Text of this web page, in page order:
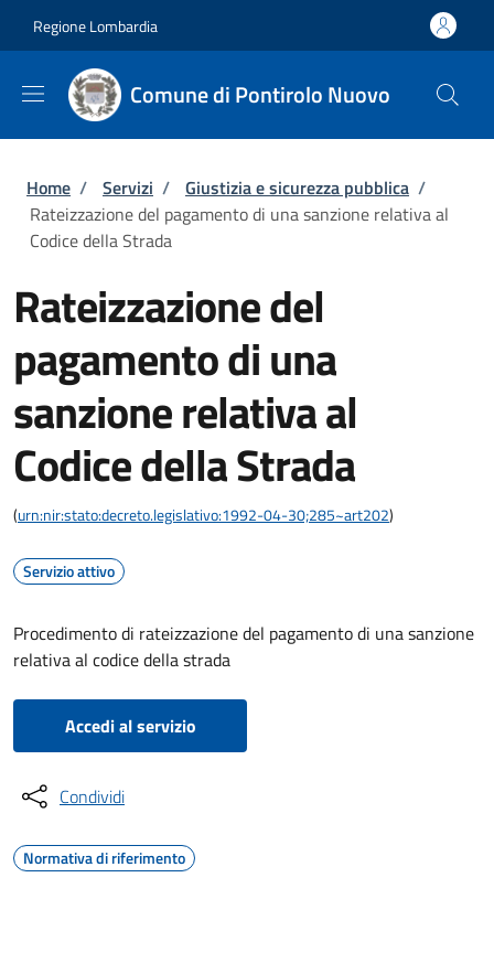
Regione Lombardia
Comune di Pontirolo Nuovo
Briciole di pane
Home / Servizi / Giustizia e sicurezza pubblica /
Rateizzazione del pagamento di una sanzione relativa al
Codice della Strada
Rateizzazione del
pagamento di una
sanzione relativa al
Codice della Strada
(urn:nir:stato:decreto.legislativo:1992-04-30;285~art202)
Servizio attivo
Procedimento di rateizzazione del pagamento di una sanzione
relativa al codice della strada
Accedi al servizio
Condividi
Normativa di riferimento